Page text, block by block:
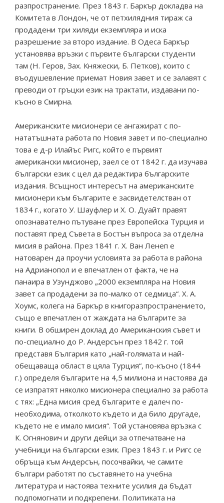
разпространение. През 1843 г. Баркър докладва на
Комитета в Лондон, че от петхилядния тираж са
продадени три хиляди екземпляра и иска
разрешение за второ издание. В Одеса Баркър
установява връзки с първите български студенти
там (Н. Геров, Зах. Княжески, Б. Петков), които с
въодушевление приемат Новия завет и се залавят с
преводи от гръцки език на трактати, издавани по-
късно в Смирна.
Американските мисионери се ангажират с по-
нататъшната работа по Новия завет и по-специално
това е д-р Илайъс Ригс, който е първият
американски мисионер, заел се от 1842 г. да изучава
български език с цел да редактира българските
издания. Всъщност интересът на американските
мисионери към българите е засвидетелстван от
1834 г., когато У. Шауфлер и Х. О. Дуайт правят
опознавателно пътуване през Европейска Турция и
поставят пред Съвета в Бостън въпроса за отделна
мисия в района. През 1841 г. Х. Ван Ленеп е
натоварен да проучи условията за работа в района
на Адрианопол и е впечатлен от факта, че на
панаира в Узунджово „2000 екземпляра на Новия
завет са продадени за по-малко от седмица“. Х. А.
Хоумс, колега на Баркър в книгоразпространението,
също е впечатлен от жаждата на българите за
книги. В обширен доклад до Американския съвет и
по-специално до Р. Андерсън през 1842 г. той
представя България като „най-голямата и най-
обещаваща област в цяла Турция“, по-късно (1844
г.) определя българите на 4,5 милиона и настоява да
се изпратят няколко мисионера специално за работа
с тях: „Една мисия сред българите е далеч по-
необходима, отколкото където и да било другаде,
където не е имало мисия“. Той установява връзка с
К. Огнянович и други дейци за отпечатване на
учебници на български език. През 1843 г. и Ригс се
обръща към Андерсън, посочвайки, че самите
българи работят по съставянето на учебна
литература и настоява техните усилия да бъдат
подпомогнати и подкрепени. Политиката на